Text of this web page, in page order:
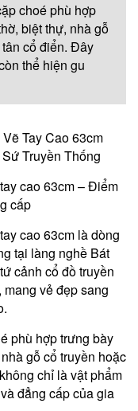
choé phù hợp
biệt thự, nhà gỗ
cổ điển. Đây
thể hiện gu
Tay Cao 63cm
Truyền Thống
cao 63cm – Điểm
cấp
cao 63cm là dòng
tại làng nghề Bát
cảnh cổ đồ truyền
vẻ đẹp sang
phù hợp trưng bày
gỗ cổ truyền hoặc
chỉ là vật phẩm
đẳng cấp của gia